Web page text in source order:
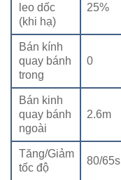
leo dốc
(khi hạ)
25%
Bán kính
quay bánh
trong
0
Bán kinh
quay bánh
ngoài
2.6m
Tăng/Giảm
tốc độ
80/65s